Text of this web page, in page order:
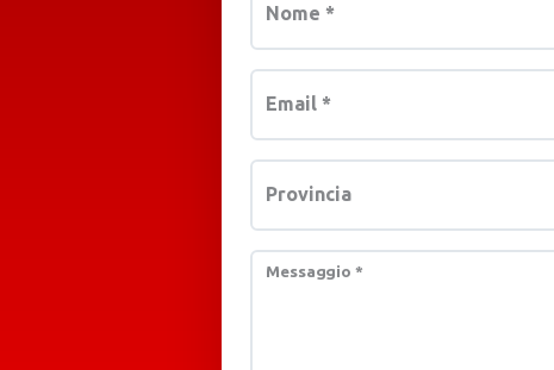
Nome *
Email *
Provincia
Messaggio *